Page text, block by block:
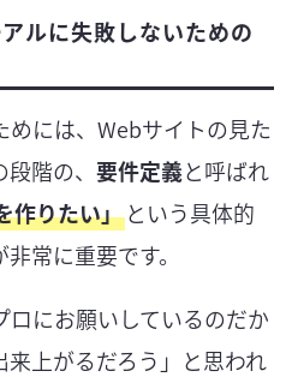
ルに失敗しないための
には、Webサイトの見た
階の、 要件定義と呼ばれ
作りたい」という具体的
常に重要です。
にお願いしているのだか
上がるだろう」と思われ